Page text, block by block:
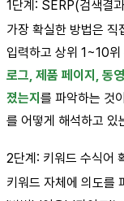
1단계: SERP(검색결
가장 확실한 방법은 직
입력하고 상위 1~10
로그, 제품 페이지, 동
졌는지 를 파악하는 것
를 어떻게 해석하고 있
2단계: 키워드 수식어
키워드 자체에 의도를